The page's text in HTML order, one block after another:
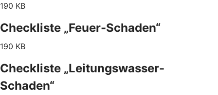
190 KB
Checkliste „Feuer-Schaden“
190 KB
Checkliste „Leitungswasser-
Schaden“